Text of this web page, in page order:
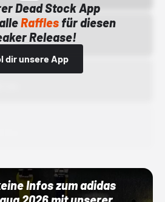
Dead Stock App
Rafflesfür diesen
Release!
dir unsere App
Uhr
Infos zum adidas